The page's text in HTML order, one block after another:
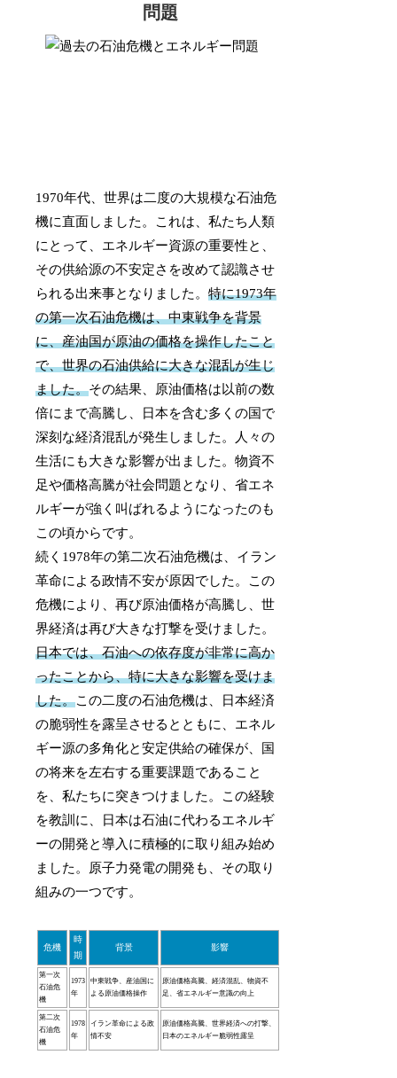
問題
1970年代、世界は二度の大規模な石油危
機に直面しました。これは、私たち人類
にとって、エネルギー資源の重要性と、
その供給源の不安定さを改めて認識させ
られる出来事となりました。特に1973年
の第一次石油危機は、中東戦争を背景
に、産油国が原油の価格を操作したこと
で、世界の石油供給に大きな混乱が生じ
ました。その結果、原油価格は以前の数
倍にまで高騰し、日本を含む多くの国で
深刻な経済混乱が発生しました。人々の
生活にも大きな影響が出ました。物資不
足や価格高騰が社会問題となり、省エネ
ルギーが強く叫ばれるようになったのも
この頃からです。
続く1978年の第二次石油危機は、イラン
革命による政情不安が原因でした。この
危機により、再び原油価格が高騰し、世
界経済は再び大きな打撃を受けました。
日本では、石油への依存度が非常に高か
ったことから、特に大きな影響を受けま
した。この二度の石油危機は、日本経済
の脆弱性を露呈させるとともに、エネル
ギー源の多角化と安定供給の確保が、国
の将来を左右する重要課題であること
を、私たちに突きつけました。この経験
を教訓に、日本は石油に代わるエネルギ
ーの開発と導入に積極的に取り組み始め
ました。原子力発電の開発も、その取り
組みの一つです。
危機
時
期
背景 影響
第一次
石油危
機
1973
年
中東戦争、産油国に
よる原油価格操作
原油価格高騰、経済混乱、物資不
足、省エネルギー意識の向上
第二次
石油危
機
1978
年
イラン革命による政
情不安
原油価格高騰、世界経済への打撃、
日本のエネルギー脆弱性露呈